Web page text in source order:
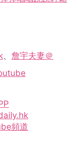
、 詹宇夫妻＠
頻道